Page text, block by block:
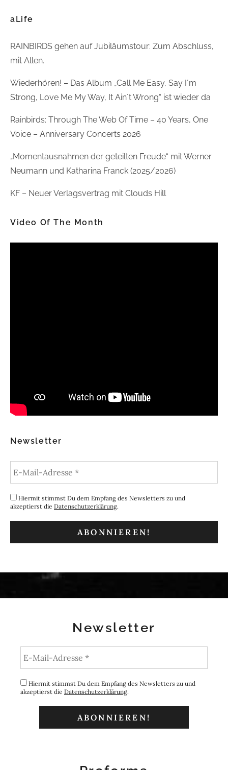
aLife
RAINBIRDS gehen auf Jubiläumstour: Zum Abschluss,
mit Allen.
Wiederhören! – Das Album „Call Me Easy, Say I´m
Strong, Love Me My Way, It Ain´t Wrong“ ist wieder da
Rainbirds: Through The Web Of Time – 40 Years, One
Voice – Anniversary Concerts 2026
„Momentausnahmen der geteilten Freude“ mit Werner
Neumann und Katharina Franck (2025/2026)
KF – Neuer Verlagsvertrag mit Clouds Hill
Video Of The Month
Newsletter
Hiermit stimmst Du dem Empfang des Newsletters zu und
akzeptierst die Datenschutzerklärung.
Newsletter
Hiermit stimmst Du dem Empfang des Newsletters zu und
akzeptierst die Datenschutzerklärung.